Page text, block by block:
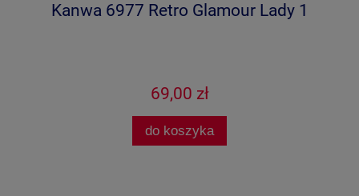
Kanwa 6977 Retro Glamour Lady 1
69,00 zł
do koszyka